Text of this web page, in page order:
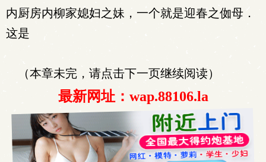
内厨房内柳家媳妇之妹，一个就是迎春之侞母．
这是
（本章未完，请点击下一页继续阅读）
最新网址：wap.88106.la